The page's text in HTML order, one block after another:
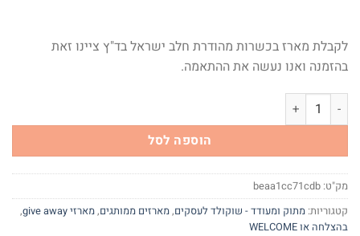
לקבלת מארז בכשרות מהודרת חלב ישראל בד"ץ ציינו זאת
בהזמנה ואנו נעשה את ההתאמה.
כמות של בהצלחה - מארז 4 פרלינים
הוספה לסל
מק"ט: beaa1cc71cdb
קטגוריות: מתוק ומעודד - שוקולד לעסקים,מארזים ממותגים,מארזי give away
,
בהצלחה או WELCOME